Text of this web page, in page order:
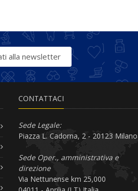
alla newsletter
CONTATTACI
Sede Legale:
Piazza L. Cadorna, 2 - 20123 Milano
Sede Oper., amministrativa e
direzione
Via Nettunense km 25,000